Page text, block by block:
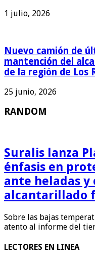
1 julio, 2026
Nuevo camión de
mantención del
de la región de Los
25 junio, 2026
RANDOM
Suralis lanza
énfasis en
ante heladas y
alcantarillado
Sobre las bajas
atento al informe del
LECTORES EN LINEA